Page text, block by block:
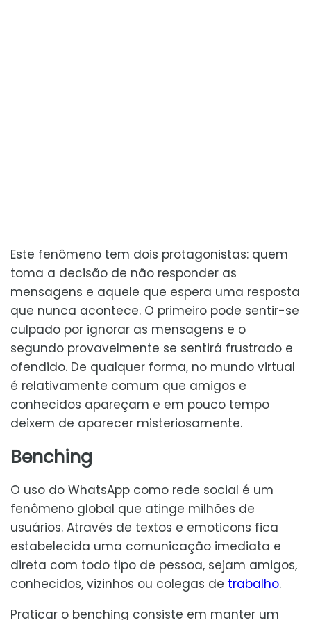
Este fenômeno tem dois protagonistas: quem
toma a decisão de não responder as
mensagens e aquele que espera uma resposta
que nunca acontece. O primeiro pode sentir-se
culpado por ignorar as mensagens e o
segundo provavelmente se sentirá frustrado e
ofendido. De qualquer forma, no mundo virtual
é relativamente comum que amigos e
conhecidos apareçam e em pouco tempo
deixem de aparecer misteriosamente.
Benching
O uso do WhatsApp como rede social é um
fenômeno global que atinge milhões de
usuários. Através de textos e emoticons fica
estabelecida uma comunicação imediata e
direta com todo tipo de pessoa, sejam amigos,
conhecidos, vizinhos ou colegas de trabalho.
Praticar o benching consiste em manter um